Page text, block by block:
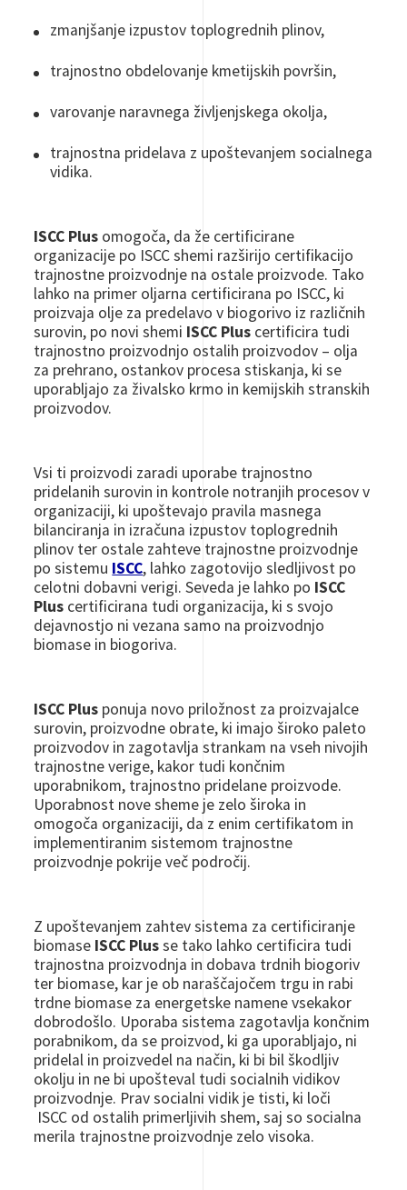
zmanjšanje izpustov toplogrednih plinov,
trajnostno obdelovanje kmetijskih površin,
varovanje naravnega življenjskega okolja,
trajnostna pridelava z upoštevanjem socialnega
vidika.
ISCC Plus omogoča, da že certificirane
organizacije po ISCC shemi razširijo certifikacijo
trajnostne proizvodnje na ostale proizvode. Tako
lahko na primer oljarna certificirana po ISCC, ki
proizvaja olje za predelavo v biogorivo iz različnih
surovin, po novi shemi ISCC Plus certificira tudi
trajnostno proizvodnjo ostalih proizvodov – olja
za prehrano, ostankov procesa stiskanja, ki se
uporabljajo za živalsko krmo in kemijskih stranskih
proizvodov.
Vsi ti proizvodi zaradi uporabe trajnostno
pridelanih surovin in kontrole notranjih procesov v
organizaciji, ki upoštevajo pravila masnega
bilanciranja in izračuna izpustov toplogrednih
plinov ter ostale zahteve trajnostne proizvodnje
po sistemu ISCC, lahko zagotovijo sledljivost po
celotni dobavni verigi. Seveda je lahko po ISCC
Plus certificirana tudi organizacija, ki s svojo
dejavnostjo ni vezana samo na proizvodnjo
biomase in biogoriva.
ISCC Plus ponuja novo priložnost za proizvajalce
surovin, proizvodne obrate, ki imajo široko paleto
proizvodov in zagotavlja strankam na vseh nivojih
trajnostne verige, kakor tudi končnim
uporabnikom, trajnostno pridelane proizvode.
Uporabnost nove sheme je zelo široka in
omogoča organizaciji, da z enim certifikatom in
implementiranim sistemom trajnostne
proizvodnje pokrije več področij.
Z upoštevanjem zahtev sistema za certificiranje
biomase ISCC Plusse tako lahko certificira tudi
trajnostna proizvodnja in dobava trdnih biogoriv
ter biomase, kar je ob naraščajočem trgu in rabi
trdne biomase za energetske namene vsekakor
dobrodošlo. Uporaba sistema zagotavlja končnim
porabnikom, da se proizvod, ki ga uporabljajo, ni
pridelal in proizvedel na način, ki bi bil škodljiv
okolju in ne bi upošteval tudi socialnih vidikov
proizvodnje. Prav socialni vidik je tisti, ki loči
ISCC od ostalih primerljivih shem, saj so socialna
merila trajnostne proizvodnje zelo visoka.